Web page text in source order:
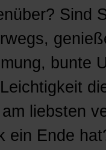
Sind
bunte
liebsten
ein Ende